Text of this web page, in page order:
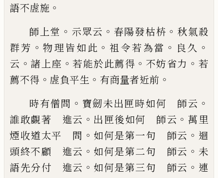
語不虗施 。
師上堂 。 示眾云 。 春陽發枯枿 。 秋氣殺
群芳 。物理皆如此 。 祖令若為當 。 良久 。
云 。諸上座 。若能於此薦得 。 不妨省力 。 若
薦不得 。 虗負平生 。 有商量者近前 。
時有僧問 。 寶劒未出匣時如何 師云 。
誰敢覷著 進云 。 出 匣後如何 師云 。 萬里
煙收道太平 問 。 如何是第一句 師云 。 迴
頭終不顧 進云 。 如何是第二句 師云 。 未
語先分付 進云 。 如何是第三句 師云 。 連